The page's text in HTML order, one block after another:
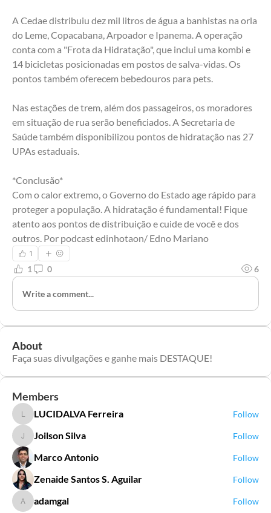
A Cedae distribuiu dez mil litros de água a banhistas na orla
do Leme, Copacabana, Arpoador e Ipanema. A operação
conta com a "Frota da Hidratação", que inclui uma kombi e
14 bicicletas posicionadas em postos de salva-vidas. Os
pontos também oferecem bebedouros para pets.
Nas estações de trem, além dos passageiros, os moradores
em situação de rua serão beneficiados. A Secretaria de
Saúde também disponibilizou pontos de hidratação nas 27
UPAs estaduais.
*Conclusão*
Com o calor extremo, o Governo do Estado age rápido para
proteger a população. A hidratação é fundamental! Fique
atento aos pontos de distribuição e cuide de você e dos
outros. Por podcast edinhotaon/ Edno Mariano
1
1 0 6
Write a comment...
About
Faça suas divulgações e ganhe mais DESTAQUE!
Members
LUCIDALVA Ferreira
LUCIDALVA Ferreira Follow
Joilson Silva
Joilson Silva Follow
Marco Antonio Follow
Zenaide Santos S. Aguilar Follow
adamgal
adamgal
Follow